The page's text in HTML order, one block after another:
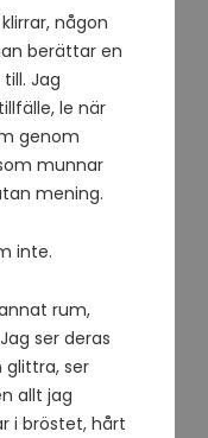
någon
berättar en
Jag
le när
genom
munnar
mening.
inte.
rum,
ser deras
glittra, ser
allt jag
i bröstet, hårt